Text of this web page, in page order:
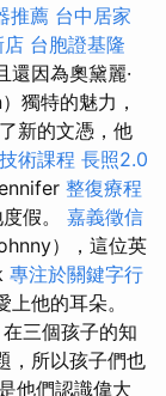
推薦 台中居家
店 台胞證基隆
還因為奧黛麗·
獨特的魅力，
新的文憑，他
術課程 長照2.0
整復療程
假。 嘉義徵信
），這位英
專注於關鍵字行
他的耳朵。
在三個孩子的知
，所以孩子們也
他們認識偉大